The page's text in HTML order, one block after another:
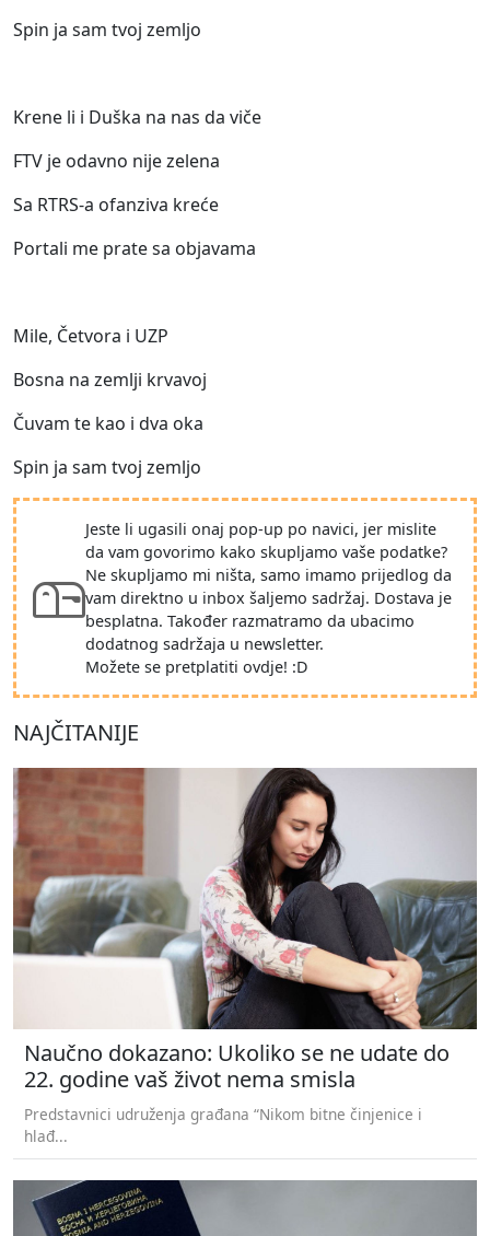
Spin ja sam tvoj zemljo
Krene li i Duška na nas da viče
FTV je odavno nije zelena
Sa RTRS-a ofanziva kreće
Portali me prate sa objavama
Mile, Četvora i UZP
Bosna na zemlji krvavoj
Čuvam te kao i dva oka
Spin ja sam tvoj zemljo
Jeste li ugasili onaj pop-up po navici, jer mislite
da vam govorimo kako skupljamo vaše podatke?
Ne skupljamo mi ništa, samo imamo prijedlog da
vam direktno u inbox šaljemo sadržaj. Dostava je
besplatna. Također razmatramo da ubacimo
dodatnog sadržaja u newsletter.
Možete se pretplatiti ovdje! :D
NAJČITANIJE
Naučno dokazano: Ukoliko se ne udate do
22. godine vaš život nema smisla
Predstavnici udruženja građana “Nikom bitne činjenice i
hlađ...